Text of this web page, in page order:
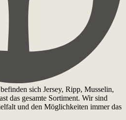
sich Jersey, Ripp, Musselin,
das gesamte Sortiment. Wir sind
und den Möglichkeiten immer das